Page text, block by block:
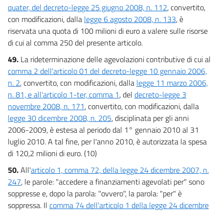
quater, del decreto-legge 25 giugno 2008, n. 112, convertito,
con modificazioni, dalla legge 6 agosto 2008, n. 133, è
riservata una quota di 100 milioni di euro a valere sulle risorse
di cui al comma 250 del presente articolo.
49. La rideterminazione delle agevolazioni contributive di cui al
comma 2 dell'articolo 01 del decreto-legge 10 gennaio 2006,
n. 2, convertito, con modificazioni, dalla legge 11 marzo 2006,
n. 81, e all'articolo 1-ter, comma 1, del decreto-legge 3
novembre 2008, n. 171, convertito, con modificazioni, dalla
legge 30 dicembre 2008, n. 205, disciplinata per gli anni
2006-2009, è estesa al periodo dal 1° gennaio 2010 al 31
luglio 2010. A tal fine, per l'anno 2010, è autorizzata la spesa
di 120,2 milioni di euro. (10)
50.All'articolo 1, comma 72, della legge 24 dicembre 2007, n.
247, le parole: "accedere a finanziamenti agevolati per" sono
soppresse e, dopo la parola: "ovvero", la parola: "per" è
soppressa. Il comma 74 dell'articolo 1 della legge 24 dicembre